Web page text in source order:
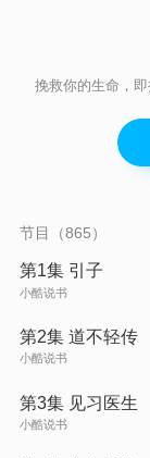
挽救你的生命，
节目（865）
第1集 引子
小酷说书
第2集 道不轻传
小酷说书
第3集 见习医生
小酷说书